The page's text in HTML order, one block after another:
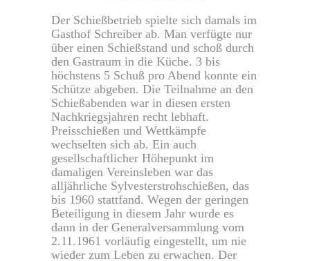
Der Schießbetrieb spielte sich damals im
Gasthof Schreiber ab. Man verfügte nur
über einen Schießstand und schoß durch
den Gastraum in die Küche. 3 bis
höchstens 5 Schuß pro Abend konnte ein
Schütze abgeben. Die Teilnahme an den
Schießabenden war in diesen ersten
Nachkriegsjahren recht lebhaft.
Preisschießen und Wettkämpfe
wechselten sich ab. Ein auch
gesellschaftlicher Höhepunkt im
damaligen Vereinsleben war das
alljährliche Sylvesterstrohschießen, das
bis 1960 stattfand. Wegen der geringen
Beteiligung in diesem Jahr wurde es
dann in der Generalversammlung vom
2.11.1961 vorläufig eingestellt, um nie
wieder zum Leben zu erwachen. Der